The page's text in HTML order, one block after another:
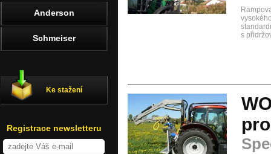
s
Anderson
Schmeiser
Ke stažení
Registrace newsletteru